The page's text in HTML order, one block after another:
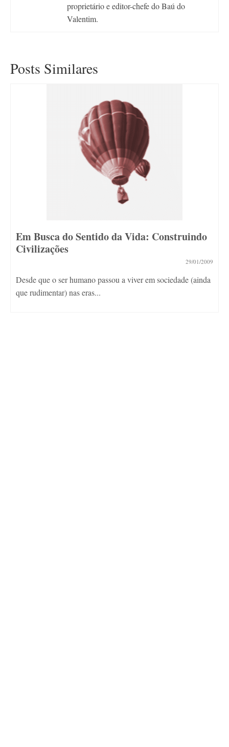
proprietário e editor-chefe do Baú do
Valentim.
Posts Similares
Em Busca do Sentido da Vida: Construindo
Civilizações
29/01/2009
Desde que o ser humano passou a viver em sociedade (ainda
que rudimentar) nas eras...